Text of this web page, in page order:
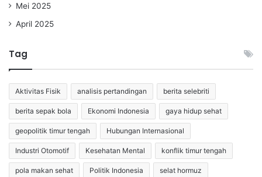
Mei 2025
April 2025
Tag
Aktivitas Fisik analisis pertandingan berita selebriti
berita sepak bola Ekonomi Indonesia gaya hidup sehat
geopolitik timur tengah Hubungan Internasional
Industri Otomotif Kesehatan Mental konflik timur tengah
pola makan sehat Politik Indonesia selat hormuz